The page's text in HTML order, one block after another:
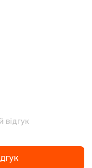
відгук